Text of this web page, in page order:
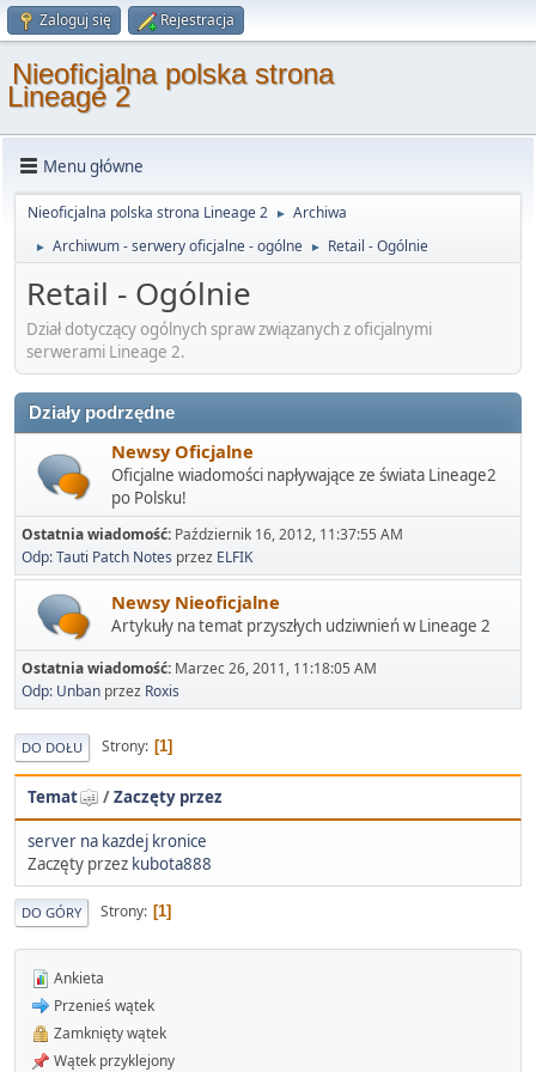
Zaloguj się Rejestracja
Nieoficjalna polska strona
Lineage 2
Menu główne
Nieoficjalna polska strona Lineage 2 ► Archiwa
► Archiwum - serwery oficjalne - ogólne ► Retail - Ogólnie
Retail - Ogólnie
Dział dotyczący ogólnych spraw związanych z oficjalnymi
serwerami Lineage 2.
Działy podrzędne
Newsy Oficjalne
Oficjalne wiadomości napływające ze świata Lineage2
po Polsku!
Ostatnia wiadomość: Październik 16, 2012, 11:37:55 AM
Odp: Tauti Patch Notes przez ELFIK
Newsy Nieoficjalne
Artykuły na temat przyszłych udziwnień w Lineage 2
Ostatnia wiadomość: Marzec 26, 2011, 11:18:05 AM
Odp: Unban przez Roxis
DO DOŁU Strony 1
Temat /Zaczęty przez
server na kazdej kronice
Zaczęty przez kubota888
DO GÓRY Strony 1
Ankieta
Przenieś wątek
Zamknięty wątek
Wątek przyklejony